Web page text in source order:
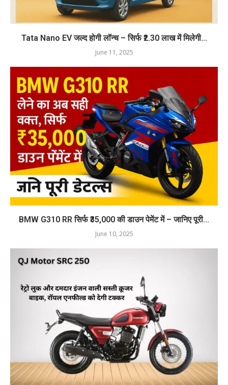
Tata Nano EV जल्द होगी लॉन्च – सिर्फ ₹2.30 लाख में मिलेगी...
June 11, 2025
BMW G310 RR सिर्फ ₹35,000 की डाउन पेमेंट में – जानिए पूरी...
June 10, 2025